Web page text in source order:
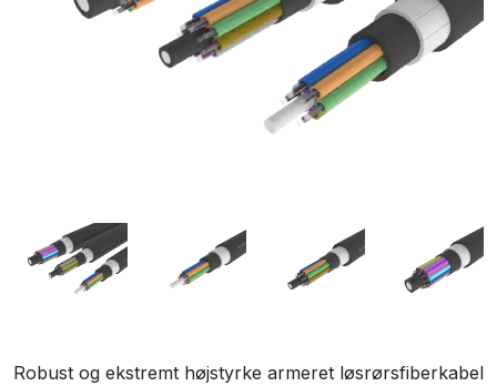
Robust og ekstremt højstyrke armeret løsrørsfiberkabel